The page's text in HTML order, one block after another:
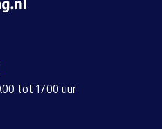
tot 17.00 uur